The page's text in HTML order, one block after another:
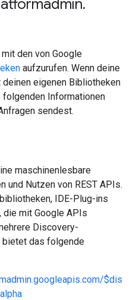
.
den von Google
aufzurufen. Wenn deine
eigenen Bibliotheken
Informationen
sendest.
maschinenlesbare
und Nutzen von REST APIs.
IDE-Plug-ins
die mit Google APIs
Discovery-
bietet das folgende
$dis